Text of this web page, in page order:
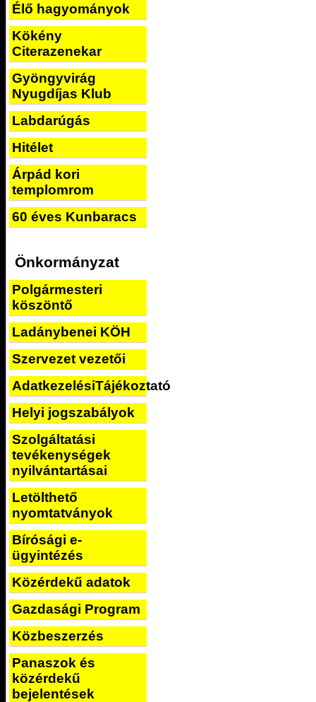
Élő hagyományok
Kökény
Citerazenekar
Gyöngyvirág
Nyugdíjas Klub
Labdarúgás
Hitélet
Árpád kori
templomrom
60 éves Kunbaracs
Önkormányzat
Polgármesteri
köszöntő
Ladánybenei KÖH
Szervezet vezetői
AdatkezelésiTájékoztató
Helyi jogszabályok
Szolgáltatási
tevékenységek
nyilvántartásai
Letölthető
nyomtatványok
Bírósági e-
ügyintézés
Közérdekű adatok
Gazdasági Program
Közbeszerzés
Panaszok és
közérdekű
bejelentések